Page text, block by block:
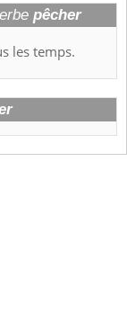
pêcher
les temps.